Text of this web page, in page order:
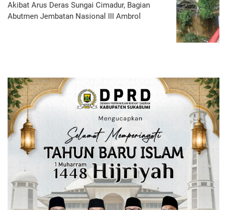
Akibat Arus Deras Sungai Cimadur, Bagian
Abutmen Jembatan Nasional III Ambrol